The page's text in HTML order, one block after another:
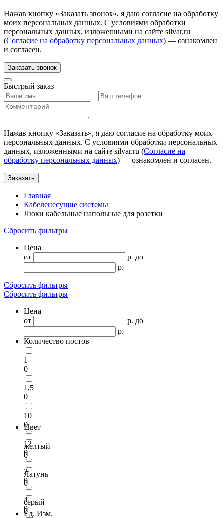
Нажав кнопку «Заказать звонок», я даю согласие на обработку
моих персональных данных. С условиями обработки
персональных данных, изложенными на сайте silvar.ru
(Согласие на обработку персональных данных) — ознакомлен
и согласен.
Заказать звонок
Быстрый заказ
Нажав кнопку «Заказать», я даю согласие на обработку моих
персональных данных. С условиями обработки персональных
данных, изложенными на сайте silvar.ru (Согласие на
обработку персональных данных) — ознакомлен и согласен.
Заказать
Главная
Кабеленесущие системы
Люки кабельные напольные для розетки
Сбросить фильтры
Цена
от
р. до
р.
Сбросить фильтры
Сбросить фильтры
Цена
от
р. до
р.
Количество постов
1
0
1,5
0
10
0
12
0
2
0
4
0
Цвет
желтый
0
Латунь
0
серый
0
Ед. Изм.